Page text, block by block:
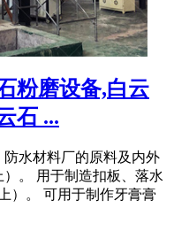
粉磨设备,白云
石 ...
水材料厂的原料及内外
。 用于制造扣板、落水
）。 可用于制作牙膏膏